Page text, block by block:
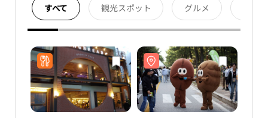
すべて 観光スポット グルメ